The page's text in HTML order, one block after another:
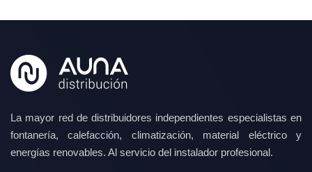
La mayor red de distribuidores independientes especialistas en
fontanería, calefacción, climatización, material eléctrico y
energías renovables. Al servicio del instalador profesional.